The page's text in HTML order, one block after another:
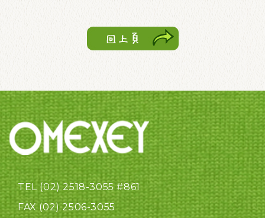
TEL (02) 2518-3055 #861
FAX (02) 2506-3055